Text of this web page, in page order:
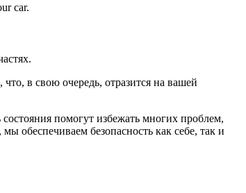
car.
в свою очередь, отразится на вашей
помогут избежать многих проблем,
обеспечиваем безопасность как себе, так и